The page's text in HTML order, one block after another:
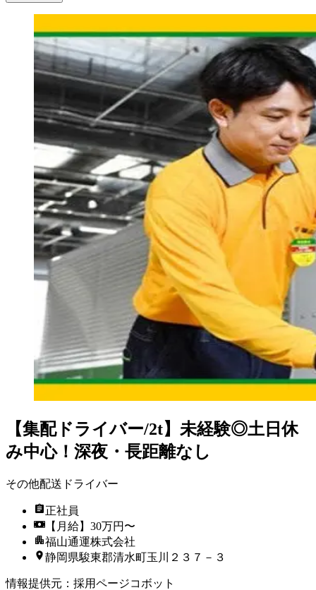
【集配ドライバー/2t】未経験◎土日休
み中心！深夜・長距離なし
その他配送ドライバー
正社員
【月給】30万円〜
福山通運株式会社
静岡県駿東郡清水町玉川２３７－３
情報提供元 ： 採用ページコボット